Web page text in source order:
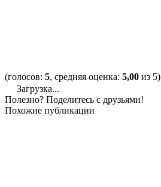
(голосов: 5, средняя оценка: 5,00 из 5)
Загрузка...
Полезно? Поделитесь с друзьями!
Похожие публикации